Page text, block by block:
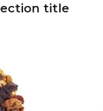
title